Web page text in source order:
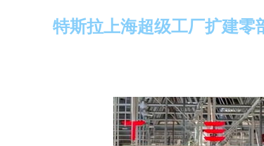
特斯拉上海超级工厂扩建零